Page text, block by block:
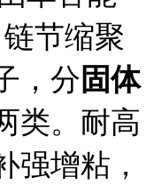
节缩聚
，分固体
类。耐高
强增粘，